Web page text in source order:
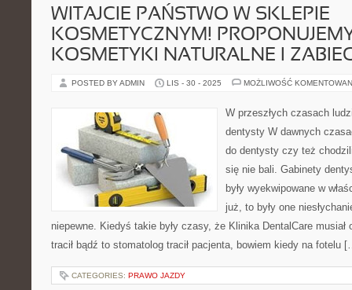
WITAJCIE PAŃSTWO W SKLEPIE
KOSMETYCZNYM!
KOSMETYKI NATURALNE I
POSTED BY ADMIN LIS - 30 - 2025 MOŻLIWOŚĆ
W przeszłych czasach
dentysty W dawnych
do dentysty czy też
się nie bali. Gabinety
były wyekwipowane w
już, to były one
niepewne. Kiedyś takie były czasy, że Klinika DentalCare
tracił bądź to stomatolog tracił pacjenta, bowiem kiedy na fotelu
CATEGORIES: PRAWO JAZDY